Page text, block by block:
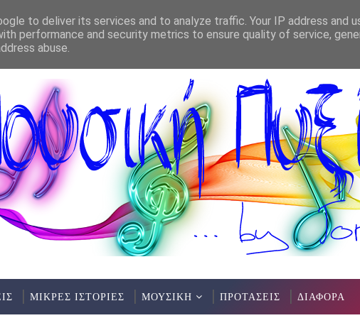
ΜΙΚΡΕΣ ΙΣΤΟΡΙΕΣ ΜΟΥΣΙΚΗ ΠΡΟΤΑΣΕΙΣ ΔΙΑΦΟΡΑ
to deliver its services and to analyze traffic. Your IP address and
performance and security metrics to ensure quality of service,
abuse.